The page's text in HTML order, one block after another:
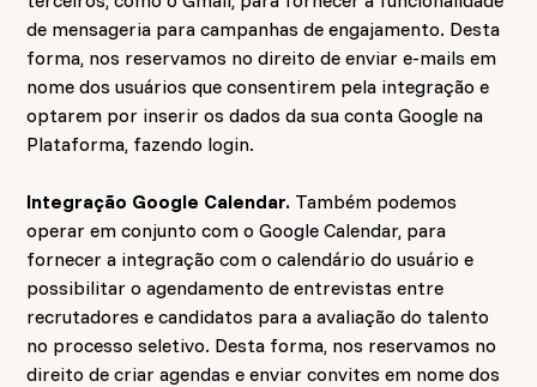
de mensageria para campanhas de engajamento. Desta
forma, nos reservamos no direito de enviar e-mails em
nome dos usuários que consentirem pela integração e
optarem por inserir os dados da sua conta Google na
Plataforma, fazendo login.
Integração Google Calendar. Também podemos
operar em conjunto com o Google Calendar, para
fornecer a integração com o calendário do usuário e
possibilitar o agendamento de entrevistas entre
recrutadores e candidatos para a avaliação do talento
no processo seletivo. Desta forma, nos reservamos no
direito de criar agendas e enviar convites em nome dos